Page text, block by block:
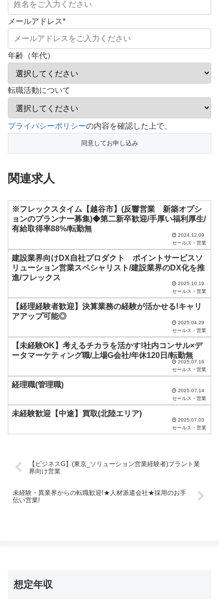
メールアドレス*
年齢（年代）
転職活動について
こ
フ
ー
ド
は
空
の
ま
ま
て
さ
。
プライバシーポリシーの内容を確認した上で、
関連求人
※フレックスタイム【越谷市】(反響営業 新築オプシ
ョンのプランナー募集)◆第二新卒歓迎/手厚い福利厚生/
有給取得率88%/転勤無
2024.12.09
セールス・営業
建設業界向けDX自社プロダクト ポイントサービスソ
リューション営業スペシャリスト/建設業界のDX化を推
進/フレックス
2025.10.19
セールス・営業
【経理経験者歓迎】決算業務の経験が活かせる!キャリ
アアップ可能◎
2025.04.29
セールス・営業
【未経験OK】考えるチカラを活かす!社内コンサル×デ
ータマーケティング職/上場G会社/年休120日/転勤無
2025.07.16
セールス・営業
経理職(管理職)
2025.07.14
セールス・営業
未経験歓迎【中途】買取(北陸エリア)
2025.07.03
セールス・営業
【ビジネスG】(東京_ソリューション営業経験者)プラント業
界向け営業
未経験・異業界からの転職歓迎!★人材派遣会社★採用のお手
伝い営業!
想定年収